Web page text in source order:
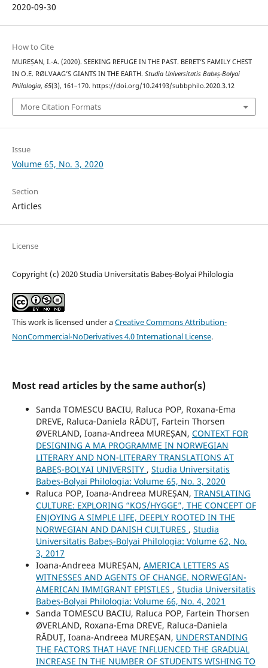
2020-09-30
How to Cite
MUREȘAN, I.-A. (2020). SEEKING REFUGE IN THE PAST. BERET’S FAMILY CHEST
IN O.E. RØLVAAG’S GIANTS IN THE EARTH. Studia Universitatis Babeș-Bolyai
Philologia, 65(3), 161–170. https://doi.org/10.24193/subbphilo.2020.3.12
More Citation Formats
Issue
Volume 65, No. 3, 2020
Section
Articles
License
Copyright (c) 2020 Studia Universitatis Babeș-Bolyai Philologia
This work is licensed under aCreative Commons Attribution-
NonCommercial-NoDerivatives 4.0 International License.
Most read articles by the same author(s)
Sanda TOMESCU BACIU, Raluca POP, Roxana-Ema
DREVE, Raluca‐Daniela RĂDUȚ, Fartein Thorsen
ØVERLAND, Ioana-Andreea MUREȘAN, CONTEXT FOR
DESIGNING A MA PROGRAMME IN NORWEGIAN
LITERARY AND NON-LITERARY TRANSLATIONS AT
BABEȘ-BOLYAI UNIVERSITY , Studia Universitatis
Babeș-Bolyai Philologia: Volume 65, No. 3, 2020
Raluca POP, Ioana-Andreea MUREȘAN, TRANSLATING
CULTURE: EXPLORING “KOS/HYGGE”, THE CONCEPT OF
ENJOYING A SIMPLE LIFE, DEEPLY ROOTED IN THE
NORWEGIAN AND DANISH CULTURES , Studia
Universitatis Babeș-Bolyai Philologia: Volume 62, No.
3, 2017
Ioana-Andreea MUREȘAN, AMERICA LETTERS AS
WITNESSES AND AGENTS OF CHANGE. NORWEGIAN-
AMERICAN IMMIGRANT EPISTLES , Studia Universitatis
Babeș-Bolyai Philologia: Volume 66, No. 4, 2021
Sanda TOMESCU BACIU, Raluca POP, Fartein Thorsen
ØVERLAND, Roxana-Ema DREVE, Raluca‐Daniela
RĂDUȚ, Ioana-Andreea MUREȘAN, UNDERSTANDING
THE FACTORS THAT HAVE INFLUENCED THE GRADUAL
INCREASE IN THE NUMBER OF STUDENTS WISHING TO